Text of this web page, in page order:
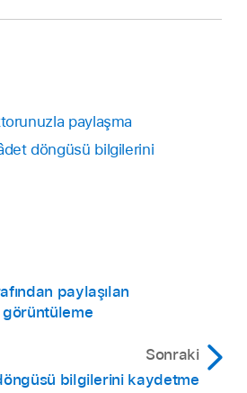
paylaşma
âdet döngüsü bilgilerini
paylaşılan
görüntüleme
Sonraki
bilgilerini kaydetme